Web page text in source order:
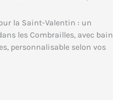
la Saint-Valentin : un
les Combrailles, avec bain
personnalisable selon vos